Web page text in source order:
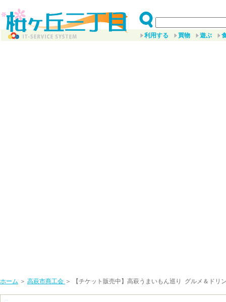
利用する 買物 遊ぶ
ホーム ＞ 高萩市商工会 ＞ 【チケット販売中】高萩うまいもん巡り グルメ＆ドリ